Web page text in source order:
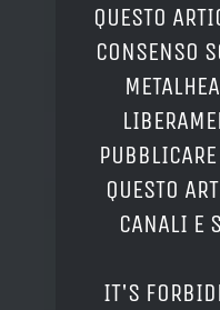
QUESTO
CONSENSO
QUESTO
CANALI E
IT'S